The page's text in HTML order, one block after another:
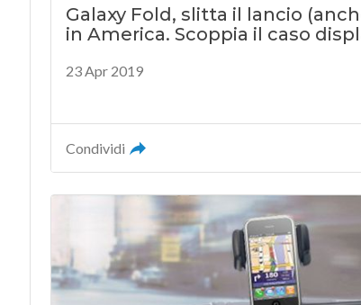
Galaxy Fold, slitta il lancio
in America. Scoppia il caso
23 Apr 2019
Condividi